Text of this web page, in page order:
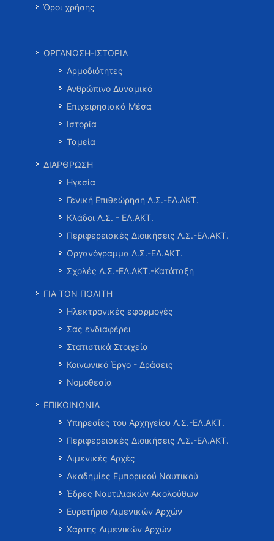
Όροι χρήσης
ΟΡΓΑΝΩΣΗ-ΙΣΤΟΡΙΑ
Αρμοδιότητες
Ανθρώπινο Δυναμικό
Επιχειρησιακά Μέσα
Ιστορία
Ταμεία
ΔΙΑΡΘΡΩΣΗ
Ηγεσία
Γενική Επιθεώρηση Λ.Σ.-ΕΛ.ΑΚΤ.
Κλάδοι Λ.Σ. - ΕΛ.ΑΚΤ.
Περιφερειακές Διοικήσεις Λ.Σ.-ΕΛ.ΑΚΤ.
Οργανόγραμμα Λ.Σ.-ΕΛ.ΑΚΤ.
Σχολές Λ.Σ.-ΕΛ.ΑΚΤ.-Κατάταξη
ΓΙΑ ΤΟΝ ΠΟΛΙΤΗ
Ηλεκτρονικές εφαρμογές
Σας ενδιαφέρει
Στατιστικά Στοιχεία
Κοινωνικό Έργο - Δράσεις
Νομοθεσία
ΕΠΙΚΟΙΝΩΝΙΑ
Υπηρεσίες του Αρχηγείου Λ.Σ.-ΕΛ.ΑΚΤ.
Περιφερειακές Διοικήσεις Λ.Σ.-ΕΛ.ΑΚΤ.
Λιμενικές Αρχές
Ακαδημίες Εμπορικού Ναυτικού
Έδρες Ναυτιλιακών Ακολούθων
Ευρετήριο Λιμενικών Αρχών
Χάρτης Λιμενικών Αρχών